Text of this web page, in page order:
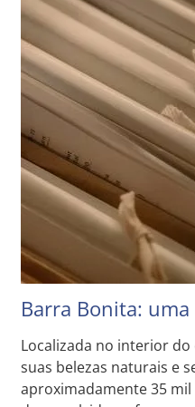
Barra Bonita:
Localizada no interior
suas belezas naturais e
aproximadamente 35